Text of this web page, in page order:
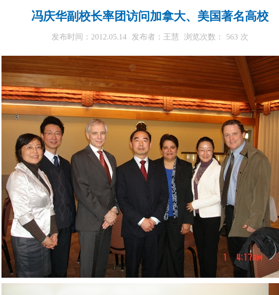
冯庆华副校长率团访问加拿大、美国著名高校
发布时间：2012.05.14 发布者：王慧 浏览次数： 563 次